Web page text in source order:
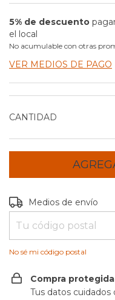
5% de descuento
el local
No acumulable con otras
VER MEDIOS DE PAGO
CANTIDAD
Entregas para el CP:
Medios de envío
No sé mi código postal
Compra protegida
Tus datos cuidados